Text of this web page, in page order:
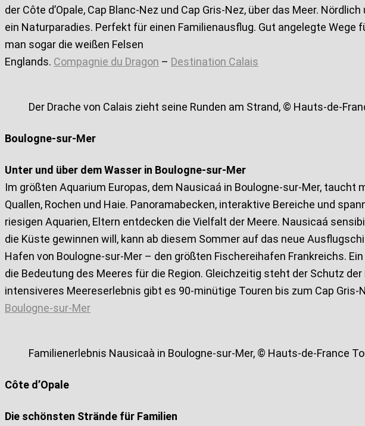
der Côte d’Opale, Cap Blanc-Nez und Cap Gris-Nez, über das Meer.
ein Naturparadies. Perfekt für einen Familienausflug. Gut angelegte
man sogar die weißen Felsen
Englands. Compagnie du Dragon – Destination Calais
Der Drache von Calais zieht seine Runden am Strand, © Hauts-de-
Boulogne-sur-Mer
Unter und über dem Wasser in Boulogne-sur-Mer
Im größten Aquarium Europas, dem Nausicaá in Boulogne-sur-Mer,
Quallen, Rochen und Haie. Panoramabecken, interaktive Bereiche und
riesigen Aquarien, Eltern entdecken die Vielfalt der Meere. Nausicaá
die Küste gewinnen will, kann ab diesem Sommer auf das neue
Hafen von Boulogne-sur-Mer – den größten Fischereihafen Frankreichs.
die Bedeutung des Meeres für die Region. Gleichzeitig steht der Schutz
intensiveres Meereserlebnis gibt es 90-minütige Touren bis zum Cap Gris-
Boulogne-sur-Mer
Familienerlebnis Nausicaà in Boulogne-sur-Mer, © Hauts-de-France
Côte d’Opale
Die schönsten Strände für Familien